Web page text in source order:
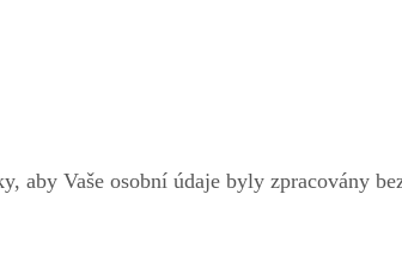
aby Vaše osobní údaje byly zpracovány